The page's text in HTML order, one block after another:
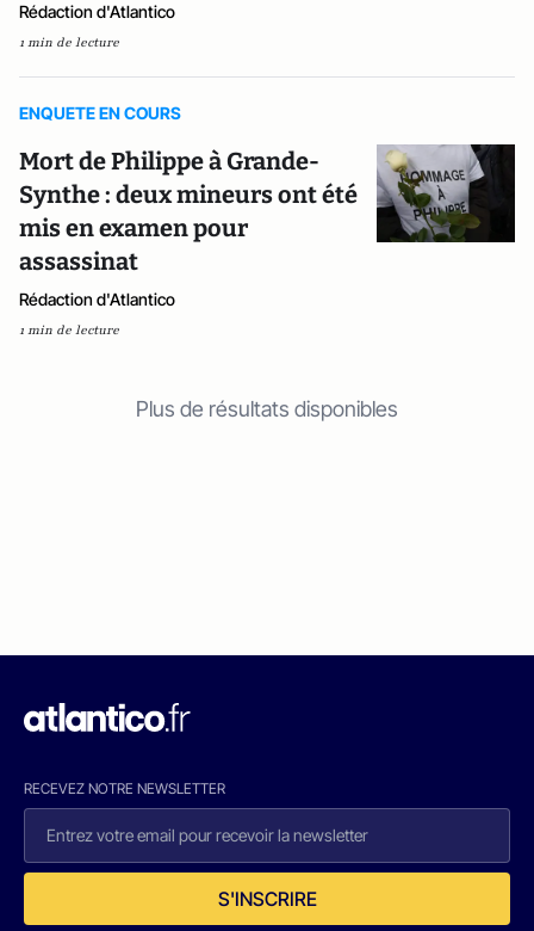
Rédaction d'Atlantico
1 min de lecture
ENQUETE EN COURS
Mort de Philippe à Grande-
Synthe : deux mineurs ont été
mis en examen pour
assassinat
Rédaction d'Atlantico
1 min de lecture
Plus de résultats disponibles
RECEVEZ NOTRE NEWSLETTER
S'INSCRIRE